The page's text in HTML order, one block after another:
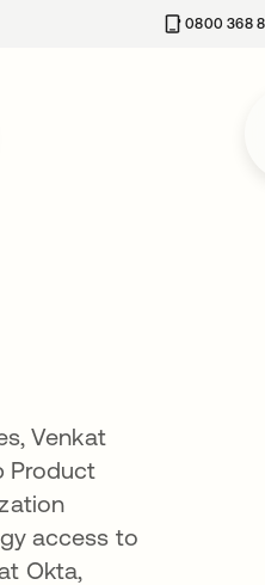
onglet 0800 368
Venkat
Product
access to
Okta,